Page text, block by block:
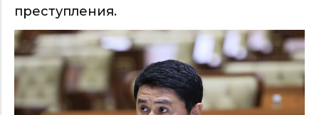
преступления.